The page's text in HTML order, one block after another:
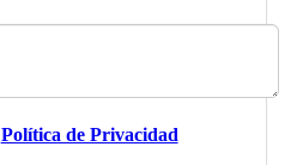
Política de Privacidad